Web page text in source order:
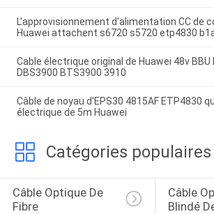
L'approvisionnement d'alimentation CC de
Huawei attachent s6720 s5720 etp4830
Cable électrique original de Huawei 48v BBU
DBS3900 BTS3900 3910
Câble de noyau d'EPS30 4815AF ETP4830
électrique de 5m Huawei
Catégories populaires
Câble Optique De
Fibre
Câble
Blindé